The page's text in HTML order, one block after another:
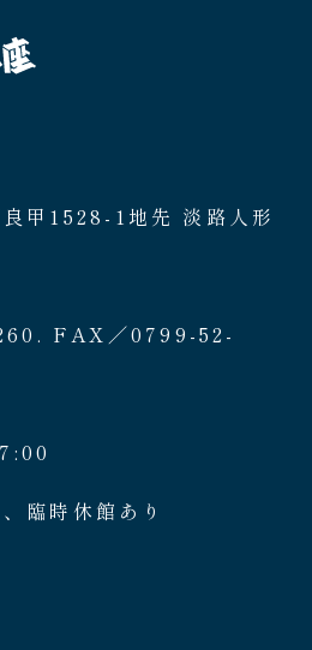
甲1528-1地先 淡路人形
FAX／0799-52-
臨時休館あり